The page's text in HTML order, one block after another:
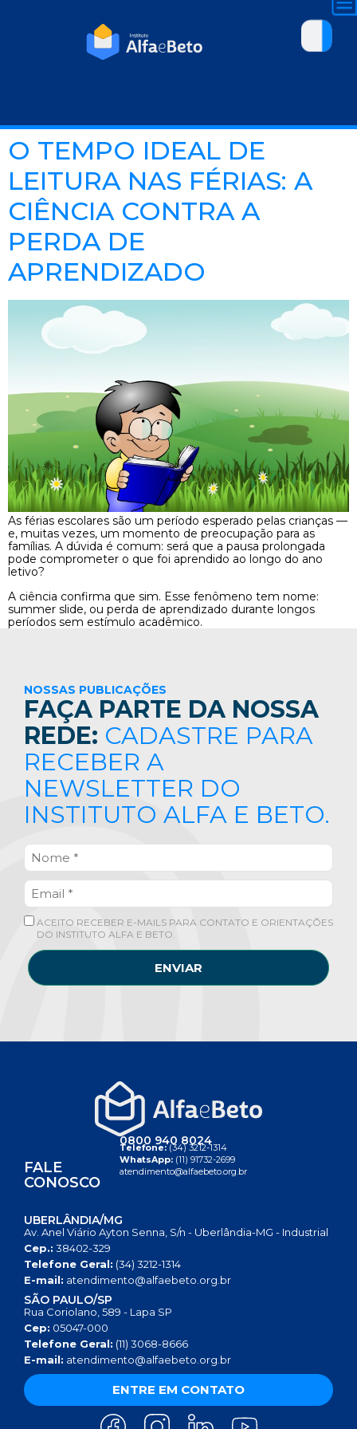
O TEMPO IDEAL DE
LEITURA NAS FÉRIAS: A
CIÊNCIA CONTRA A
PERDA DE
APRENDIZADO
As férias escolares são um período esperado pelas crianças —
e, muitas vezes, um momento de preocupação para as
famílias. A dúvida é comum: será que a pausa prolongada
pode comprometer o que foi aprendido ao longo do ano
letivo?
A ciência confirma que sim. Esse fenômeno tem nome:
summer slide, ou perda de aprendizado durante longos
períodos sem estímulo acadêmico.
NOSSAS PUBLICAÇÕES
FAÇA PARTE DA NOSSA
REDE: CADASTRE PARA
RECEBER A
NEWSLETTER DO
INSTITUTO ALFA E BETO.
ACEITO RECEBER E-MAILS PARA CONTATO E ORIENTAÇÕES
DO INSTITUTO ALFA E BETO.
ENVIAR
FALE
CONOSCO
0800 940 8024
Telefone:(34) 3212-1314
WhatsApp: (11) 91732-2699
atendimento@alfaebeto.org.br
UBERLÂNDIA/MG
Av. Anel Viário Ayton Senna, S/n - Uberlândia-MG - Industrial
Cep.: 38402-329
Telefone Geral: (34) 3212-1314
E-mail: atendimento@alfaebeto.org.br
SÃO PAULO/SP
Rua Coriolano, 589 - Lapa SP
Cep: 05047-000
Telefone Geral: (11) 3068-8666
E-mail: atendimento@alfaebeto.org.br
ENTRE EM CONTATO